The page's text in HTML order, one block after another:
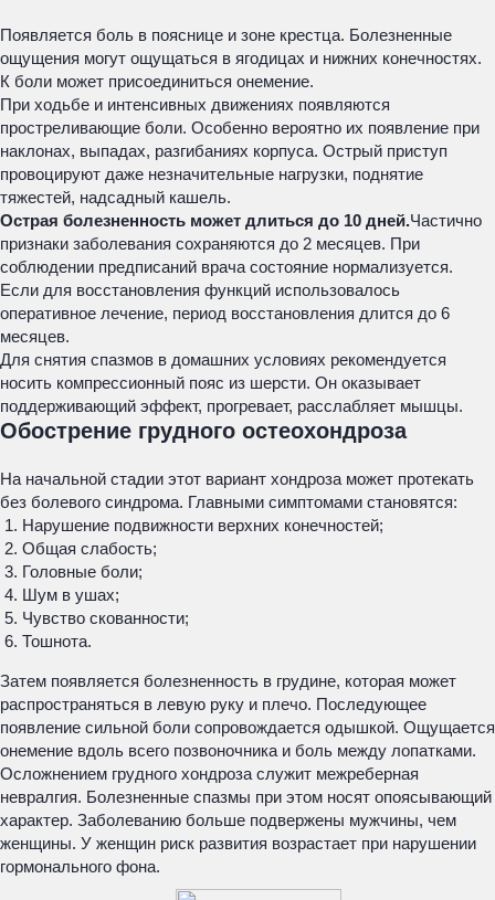
Появляется боль в пояснице и зоне крестца. Болезненные
ощущения могут ощущаться в ягодицах и нижних конечностях.
К боли может присоединиться онемение.
При ходьбе и интенсивных движениях появляются
простреливающие боли. Особенно вероятно их появление при
наклонах, выпадах, разгибаниях корпуса. Острый приступ
провоцируют даже незначительные нагрузки, поднятие
тяжестей, надсадный кашель.
Острая болезненность может длиться до 10 дней.Частично
признаки заболевания сохраняются до 2 месяцев. При
соблюдении предписаний врача состояние нормализуется.
Если для восстановления функций использовалось
оперативное лечение, период восстановления длится до 6
месяцев.
Для снятия спазмов в домашних условиях рекомендуется
носить компрессионный пояс из шерсти. Он оказывает
поддерживающий эффект, прогревает, расслабляет мышцы.
Обострение грудного остеохондроза
На начальной стадии этот вариант хондроза может протекать
без болевого синдрома. Главными симптомами становятся:
Нарушение подвижности верхних конечностей;
Общая слабость;
Головные боли;
Шум в ушах;
Чувство скованности;
Тошнота.
Затем появляется болезненность в грудине, которая может
распространяться в левую руку и плечо. Последующее
появление сильной боли сопровождается одышкой. Ощущается
онемение вдоль всего позвоночника и боль между лопатками.
Осложнением грудного хондроза служит межреберная
невралгия. Болезненные спазмы при этом носят опоясывающий
характер. Заболеванию больше подвержены мужчины, чем
женщины. У женщин риск развития возрастает при нарушении
гормонального фона.